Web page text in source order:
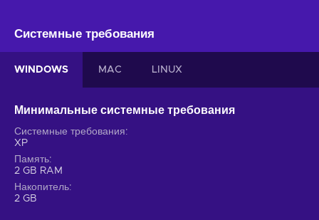
Системные требования
WINDOWS MAC LINUX
Минимальные системные требования
Системные требования
XP
Память
2 GB RAM
Накопитель
2 GB